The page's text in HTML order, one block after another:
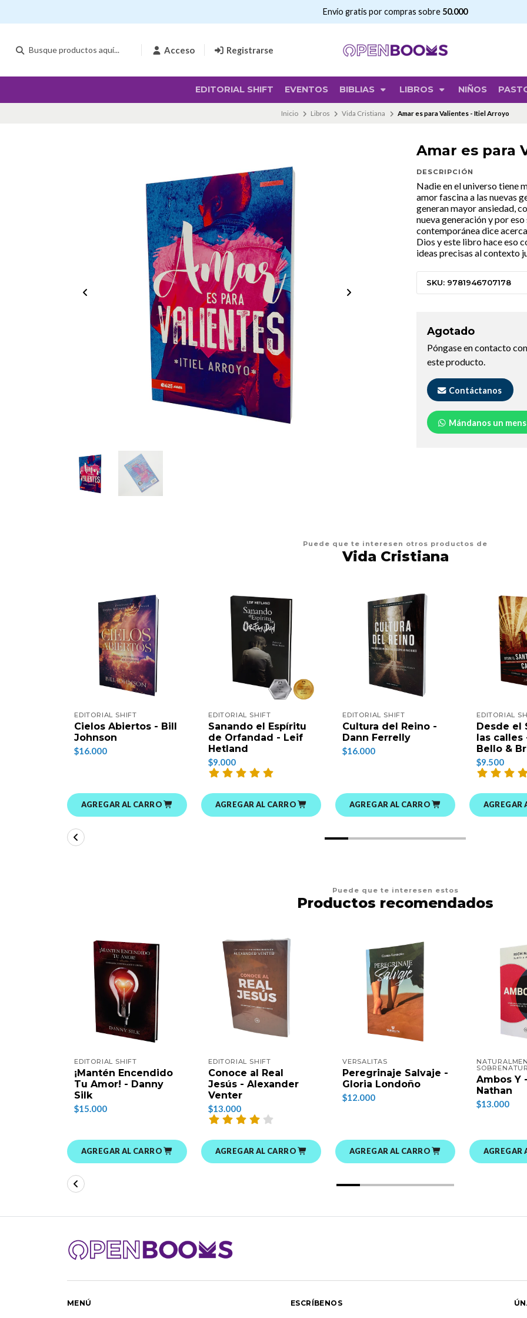
Acceso Registrarse
EDITORIAL SHIFT EVENTOS BIBLIAS LIBROS NIÑOS
Envío gratis por compras sobre 50.000
Inicio Libros Vida Cristiana Amar es para Valientes - Itiel Arroyo
Amar es para
DESCRIPCIÓN
Nadie en el universo tiene
amor fascina a las nuevas
generan mayor ansiedad,
nueva generación y por
contemporánea dice
Dios y este libro hace eso
ideas precisas al contexto
SKU: 9781946707178
Agotado
Póngase en contacto
este producto.
Contáctanos
Mándanos un
Puede que te interesen otros productos de
Vida Cristiana
EDITORIAL SHIFT
Cielos Abiertos - Bill
Johnson
$16.000
AGREGAR AL CARRO
EDITORIAL SHIFT
Sanando el Espíritu
de Orfandad - Leif
Hetland
$9.000
AGREGAR AL CARRO
EDITORIAL SHIFT
Cultura del Reino -
Dann Ferrelly
$16.000
AGREGAR AL CARRO
EDITORIAL
Desde el
las calles
Bello &
$9.500
AGREGAR
Puede que te interesen estos
Productos recomendados
EDITORIAL SHIFT
¡Mantén Encendido
Tu Amor! - Danny
Silk
$15.000
AGREGAR AL CARRO
EDITORIAL SHIFT
Conoce al Real
Jesús - Alexander
Venter
$13.000
AGREGAR AL CARRO
VERSALITAS
Peregrinaje Salvaje -
Gloria Londoño
$12.000
AGREGAR AL CARRO
Ambos Y
Nathan
$13.000
AGREGAR
MENÚ ESCRÍBENOS